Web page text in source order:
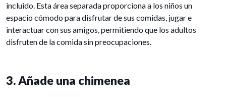
incluido. Esta área separada proporciona a los niños un
espacio cómodo para disfrutar de sus comidas, jugar e
interactuar con sus amigos, permitiendo que los adultos
disfruten de la comida sin preocupaciones.
3. Añade una chimenea